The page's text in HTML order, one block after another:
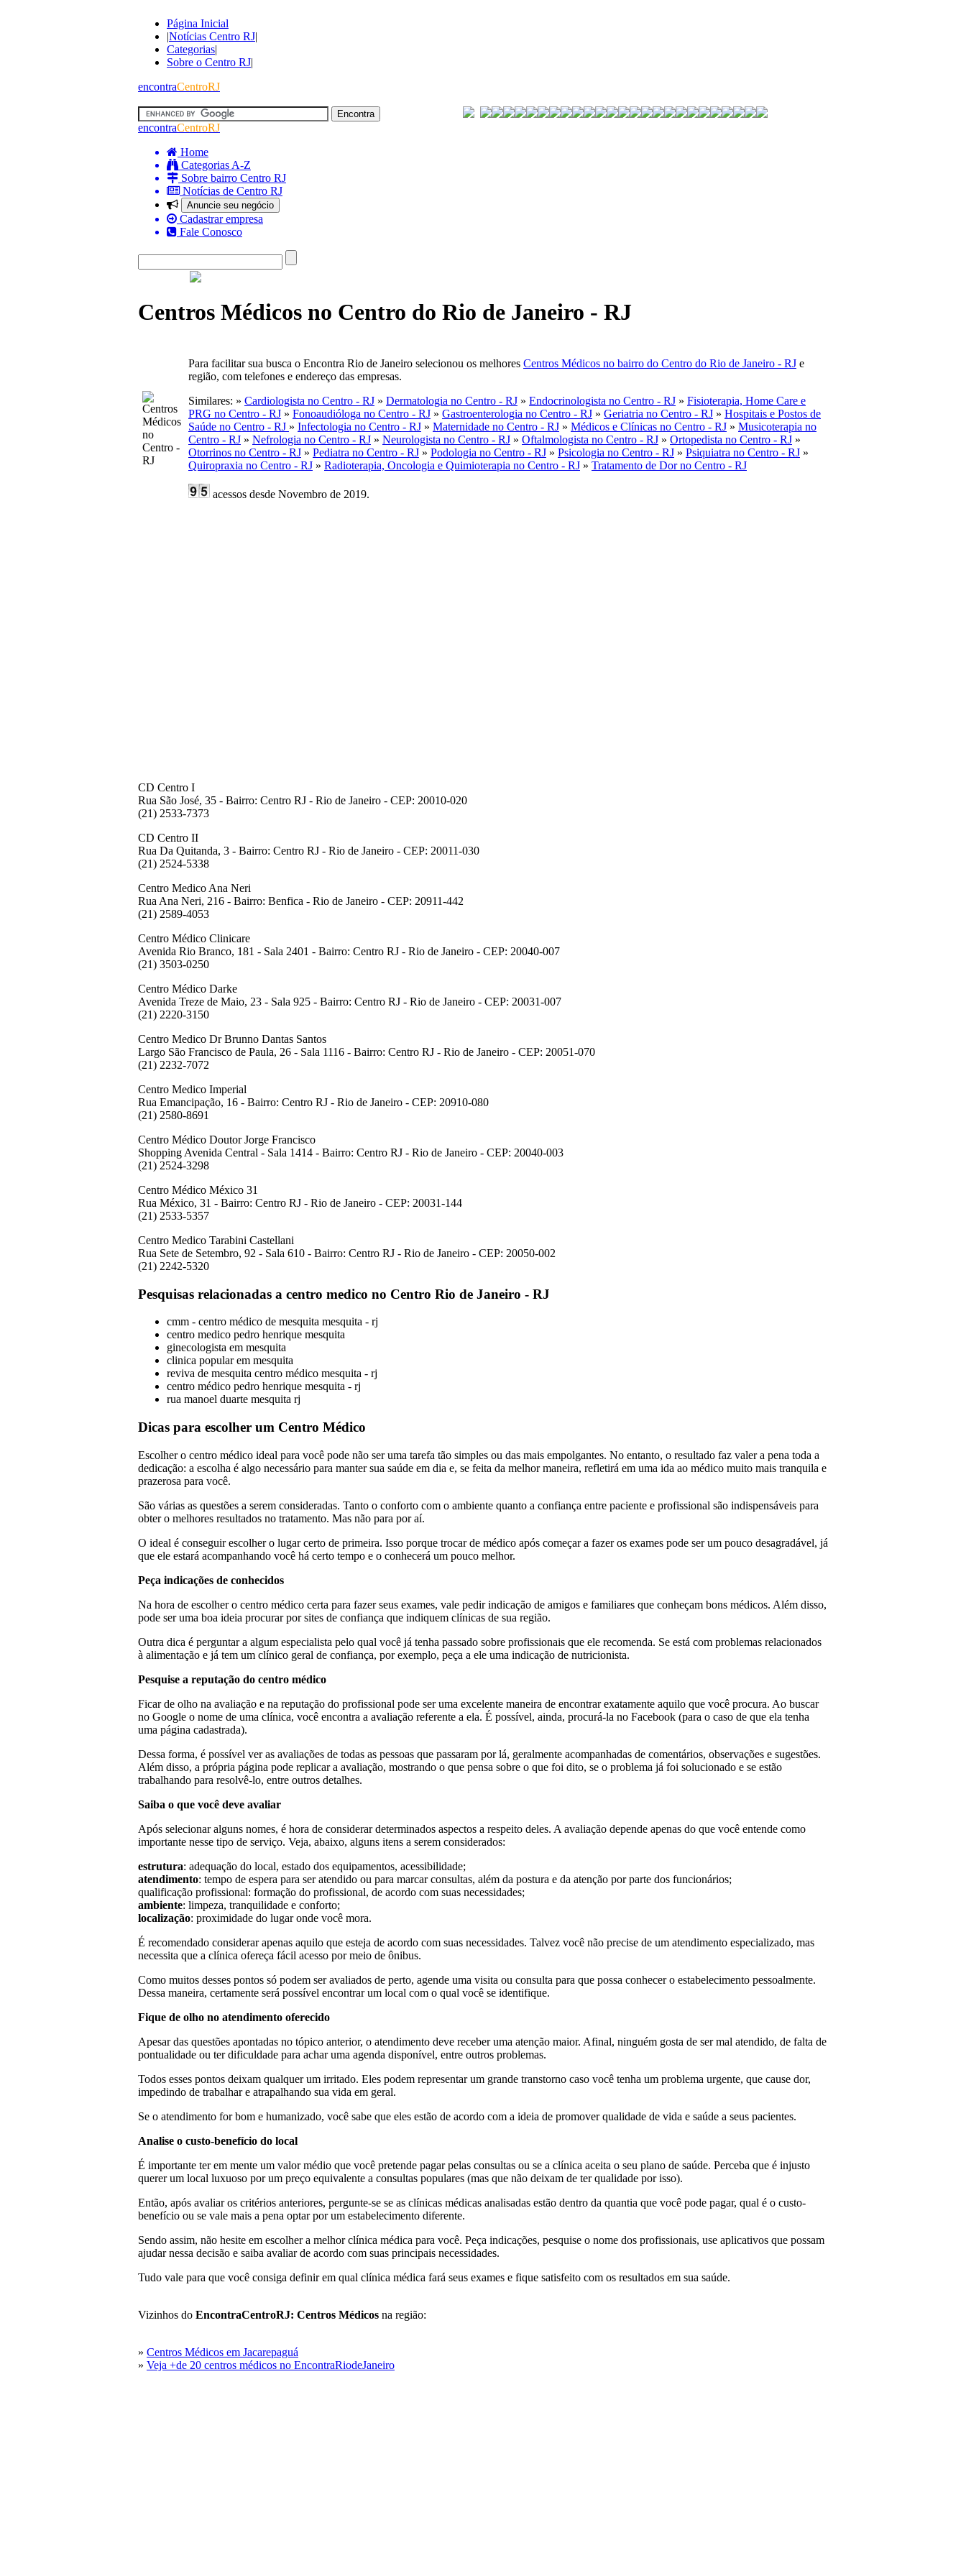
Página Inicial
|Notícias Centro RJ|
Categorias|
Sobre o Centro RJ|
encontraCentroRJ
encontraCentroRJ
Home
Categorias A-Z
Sobre bairro Centro RJ
Notícias de Centro RJ
Anuncie seu negócio
Cadastrar empresa
Fale Conosco
Centros Médicos no Centro do Rio de Janeiro - RJ
Para facilitar sua busca o Encontra Rio de Janeiro selecionou os melhores Centros Médicos no bairro do Centro do Rio de Janeiro - RJ e
região, com telefones e endereço das empresas.
Similares: » Cardiologista no Centro - RJ » Dermatologia no Centro - RJ » Endocrinologista no Centro - RJ » Fisioterapia, Home Care e
PRG no Centro - RJ » Fonoaudióloga no Centro - RJ » Gastroenterologia no Centro - RJ » Geriatria no Centro - RJ » Hospitais e Postos de
Saúde no Centro - RJ » Infectologia no Centro - RJ » Maternidade no Centro - RJ » Médicos e Clínicas no Centro - RJ » Musicoterapia no
Centro - RJ » Nefrologia no Centro - RJ » Neurologista no Centro - RJ » Oftalmologista no Centro - RJ » Ortopedista no Centro - RJ »
Otorrinos no Centro - RJ » Pediatra no Centro - RJ » Podologia no Centro - RJ » Psicologia no Centro - RJ » Psiquiatra no Centro - RJ »
Quiropraxia no Centro - RJ » Radioterapia, Oncologia e Quimioterapia no Centro - RJ » Tratamento de Dor no Centro - RJ
acessos desde Novembro de 2019.
CD Centro I
Rua São José, 35 - Bairro: Centro RJ - Rio de Janeiro - CEP: 20010-020
(21) 2533-7373
CD Centro II
Rua Da Quitanda, 3 - Bairro: Centro RJ - Rio de Janeiro - CEP: 20011-030
(21) 2524-5338
Centro Medico Ana Neri
Rua Ana Neri, 216 - Bairro: Benfica - Rio de Janeiro - CEP: 20911-442
(21) 2589-4053
Centro Médico Clinicare
Avenida Rio Branco, 181 - Sala 2401 - Bairro: Centro RJ - Rio de Janeiro - CEP: 20040-007
(21) 3503-0250
Centro Médico Darke
Avenida Treze de Maio, 23 - Sala 925 - Bairro: Centro RJ - Rio de Janeiro - CEP: 20031-007
(21) 2220-3150
Centro Medico Dr Brunno Dantas Santos
Largo São Francisco de Paula, 26 - Sala 1116 - Bairro: Centro RJ - Rio de Janeiro - CEP: 20051-070
(21) 2232-7072
Centro Medico Imperial
Rua Emancipação, 16 - Bairro: Centro RJ - Rio de Janeiro - CEP: 20910-080
(21) 2580-8691
Centro Médico Doutor Jorge Francisco
Shopping Avenida Central - Sala 1414 - Bairro: Centro RJ - Rio de Janeiro - CEP: 20040-003
(21) 2524-3298
Centro Médico México 31
Rua México, 31 - Bairro: Centro RJ - Rio de Janeiro - CEP: 20031-144
(21) 2533-5357
Centro Medico Tarabini Castellani
Rua Sete de Setembro, 92 - Sala 610 - Bairro: Centro RJ - Rio de Janeiro - CEP: 20050-002
(21) 2242-5320
Pesquisas relacionadas a centro medico no Centro Rio de Janeiro - RJ
cmm - centro médico de mesquita mesquita - rj
centro medico pedro henrique mesquita
ginecologista em mesquita
clinica popular em mesquita
reviva de mesquita centro médico mesquita - rj
centro médico pedro henrique mesquita - rj
rua manoel duarte mesquita rj
Dicas para escolher um Centro Médico
Escolher o centro médico ideal para você pode não ser uma tarefa tão simples ou das mais empolgantes. No entanto, o resultado faz valer a pena toda a
dedicação: a escolha é algo necessário para manter sua saúde em dia e, se feita da melhor maneira, refletirá em uma ida ao médico muito mais tranquila e
prazerosa para você.
São várias as questões a serem consideradas. Tanto o conforto com o ambiente quanto a confiança entre paciente e profissional são indispensáveis para
obter o melhores resultados no tratamento. Mas não para por aí.
O ideal é conseguir escolher o lugar certo de primeira. Isso porque trocar de médico após começar a fazer os exames pode ser um pouco desagradável, já
que ele estará acompanhando você há certo tempo e o conhecerá um pouco melhor.
Peça indicações de conhecidos
Na hora de escolher o centro médico certa para fazer seus exames, vale pedir indicação de amigos e familiares que conheçam bons médicos. Além disso,
pode ser uma boa ideia procurar por sites de confiança que indiquem clínicas de sua região.
Outra dica é perguntar a algum especialista pelo qual você já tenha passado sobre profissionais que ele recomenda. Se está com problemas relacionados
à alimentação e já tem um clínico geral de confiança, por exemplo, peça a ele uma indicação de nutricionista.
Pesquise a reputação do centro médico
Ficar de olho na avaliação e na reputação do profissional pode ser uma excelente maneira de encontrar exatamente aquilo que você procura. Ao buscar
no Google o nome de uma clínica, você encontra a avaliação referente a ela. É possível, ainda, procurá-la no Facebook (para o caso de que ela tenha
uma página cadastrada).
Dessa forma, é possível ver as avaliações de todas as pessoas que passaram por lá, geralmente acompanhadas de comentários, observações e sugestões.
Além disso, a própria página pode replicar a avaliação, mostrando o que pensa sobre o que foi dito, se o problema já foi solucionado e se estão
trabalhando para resolvê-lo, entre outros detalhes.
Saiba o que você deve avaliar
Após selecionar alguns nomes, é hora de considerar determinados aspectos a respeito deles. A avaliação depende apenas do que você entende como
importante nesse tipo de serviço. Veja, abaixo, alguns itens a serem considerados:
estrutura: adequação do local, estado dos equipamentos, acessibilidade;
atendimento: tempo de espera para ser atendido ou para marcar consultas, além da postura e da atenção por parte dos funcionários;
qualificação profissional: formação do profissional, de acordo com suas necessidades;
ambiente: limpeza, tranquilidade e conforto;
localização: proximidade do lugar onde você mora.
É recomendado considerar apenas aquilo que esteja de acordo com suas necessidades. Talvez você não precise de um atendimento especializado, mas
necessita que a clínica ofereça fácil acesso por meio de ônibus.
Como muitos desses pontos só podem ser avaliados de perto, agende uma visita ou consulta para que possa conhecer o estabelecimento pessoalmente.
Dessa maneira, certamente será possível encontrar um local com o qual você se identifique.
Fique de olho no atendimento oferecido
Apesar das questões apontadas no tópico anterior, o atendimento deve receber uma atenção maior. Afinal, ninguém gosta de ser mal atendido, de falta de
pontualidade ou ter dificuldade para achar uma agenda disponível, entre outros problemas.
Todos esses pontos deixam qualquer um irritado. Eles podem representar um grande transtorno caso você tenha um problema urgente, que cause dor,
impedindo de trabalhar e atrapalhando sua vida em geral.
Se o atendimento for bom e humanizado, você sabe que eles estão de acordo com a ideia de promover qualidade de vida e saúde a seus pacientes.
Analise o custo-benefício do local
É importante ter em mente um valor médio que você pretende pagar pelas consultas ou se a clínica aceita o seu plano de saúde. Perceba que é injusto
querer um local luxuoso por um preço equivalente a consultas populares (mas que não deixam de ter qualidade por isso).
Então, após avaliar os critérios anteriores, pergunte-se se as clínicas médicas analisadas estão dentro da quantia que você pode pagar, qual é o custo-
benefício ou se vale mais a pena optar por um estabelecimento diferente.
Sendo assim, não hesite em escolher a melhor clínica médica para você. Peça indicações, pesquise o nome dos profissionais, use aplicativos que possam
ajudar nessa decisão e saiba avaliar de acordo com suas principais necessidades.
Tudo vale para que você consiga definir em qual clínica médica fará seus exames e fique satisfeito com os resultados em sua saúde.
Vizinhos do EncontraCentroRJ: Centros Médicos na região:
» Centros Médicos em Jacarepaguá
» Veja +de 20 centros médicos no EncontraRiodeJaneiro